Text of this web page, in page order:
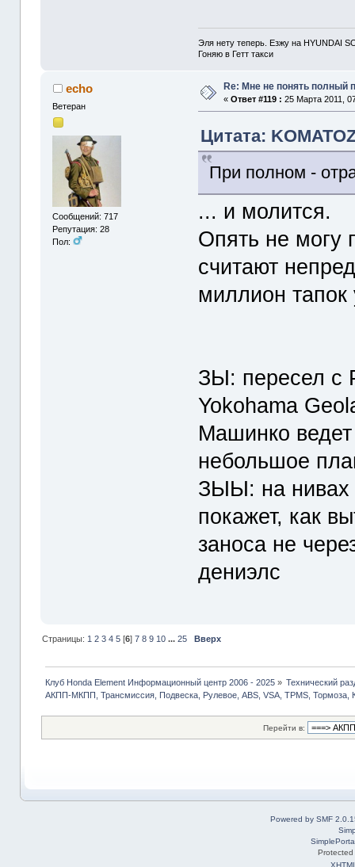
Эля нету теперь. Езжу на HYUNDAI
Гоняю в Гетт такси
echo
Ветеран
Сообщений: 717
Репутация: 28
Пол:
Re: Мне не понять полный
«Ответ #119 : 25 Марта 2011,
Цитата:
При полном -
... и молится.
Опять не могу
считают
миллион
ЗЫ: пересел с
Yokohama
Машинко
небольшое
ЗЫЫ: на нивах
покажет, как
заноса не
дениэлс
Страницы: 1 2 3 4 5[6] 7 8 9 10 ... 25 Вверх
Клуб Honda Element Информационный центр 2006 - 2025» Технический
АКПП-МКПП, Трансмиссия, Подвеска, Рулевое, ABS, VSA, TPMS, Тормоза,
Перейти в:
Powered by SMF